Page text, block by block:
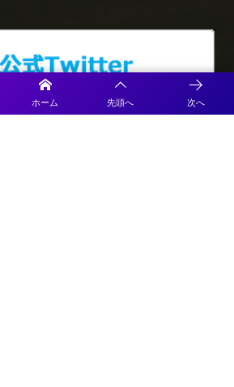
ホーム 先頭へ 次へ